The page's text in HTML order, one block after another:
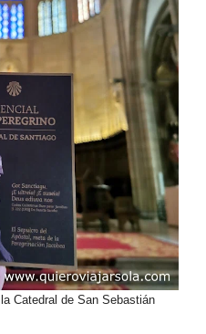
Catedral de San Sebastián